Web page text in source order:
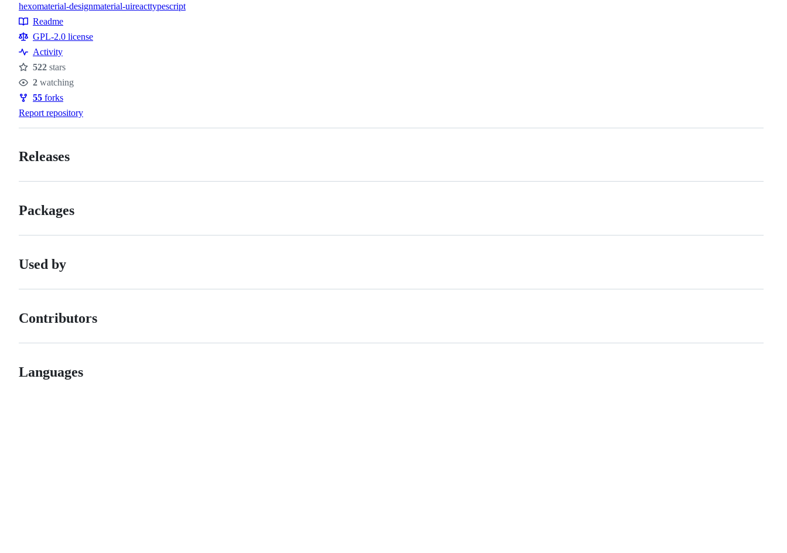
Topics
hexomaterial-designmaterial-uireacttypescript
Resources
Readme
GPL-2.0 license
Activity
Stars
522 stars
Watchers
2 watching
Forks
55 forks
Report repository
Releases
Packages
Used by
Contributors
Languages